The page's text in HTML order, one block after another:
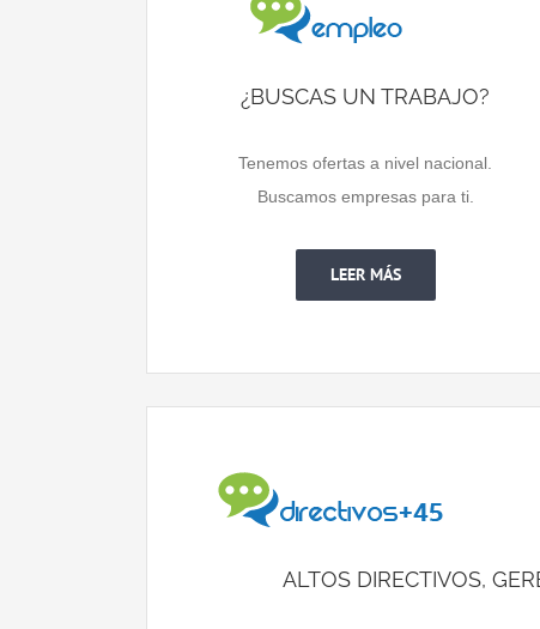
¿BUSCAS UN TRABAJO?
Tenemos ofertas a nivel nacional.
Buscamos empresas para ti.
LEER MÁS
ALTOS DIRECTIVOS,